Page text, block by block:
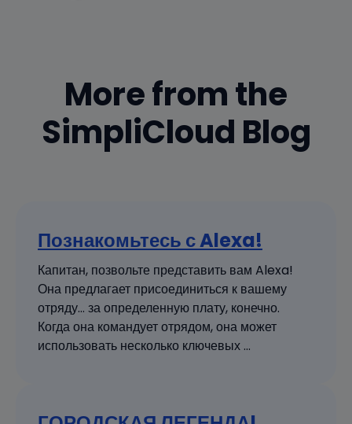
More from the
SimpliCloud Blog
Познакомьтесь с Alexa!
Капитан, позвольте представить вам Alexa!
Она предлагает присоединиться к вашему
отряду… за определенную плату, конечно.
Когда она командует отрядом, она может
использовать несколько ключевых ...